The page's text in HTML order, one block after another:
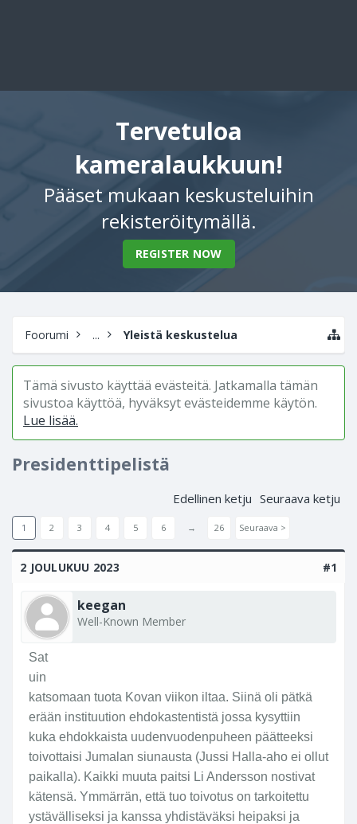
Tervetuloa
kameralaukkuun!
Pääset mukaan keskusteluihin
rekisteröitymällä.
REGISTER NOW
Foorumi ... Yleistä keskustelua
Tämä sivusto käyttää evästeitä. Jatkamalla tämän
sivustoa käyttöä, hyväksyt evästeidemme käytön.
Lue lisää.
Presidenttipelistä
Edellinen ketju Seuraava ketju
1 2 3 4 5 6 → 26 Seuraava >
2 JOULUKUU 2023 #1
keegan
Well-Known Member
Sat
uin
katsomaan tuota Kovan viikon iltaa. Siinä oli pätkä
erään instituution ehdokastentistä jossa kysyttiin
kuka ehdokkaista uudenvuodenpuheen päätteeksi
toivottaisi Jumalan siunausta (Jussi Halla-aho ei ollut
paikalla). Kaikki muuta paitsi Li Andersson nostivat
kätensä. Ymmärrän, että tuo toivotus on tarkoitettu
ystävälliseksi ja kanssa yhdistäväksi heipaksi ja